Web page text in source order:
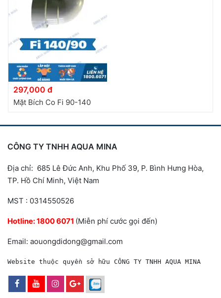
297,000 đ
Mặt Bích Co Fi 90-140
CÔNG TY TNHH AQUA MINA
Địa chỉ: 685 Lê Đức Anh, Khu Phố 39, P. Bình Hưng Hòa,
TP. Hồ Chí Minh, Việt Nam
MST : 0314550526
Hotline:1800 6071 (Miễn phí cước gọi đến)
Email: aouongdidong@gmail.com
Website thuộc quyền sở hữu CÔNG TY TNHH AQUA MINA